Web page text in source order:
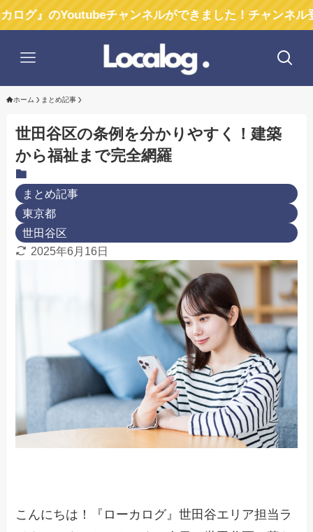
チャンネルができました！チャンネル登録お願い
ホーム まとめ記事
世田谷区の条例を分かりやすく！建築
から福祉まで完全網羅
まとめ記事
東京都
世田谷区
2025年6月16日
こんにちは！『ローカログ』世田谷エリア担当ラ